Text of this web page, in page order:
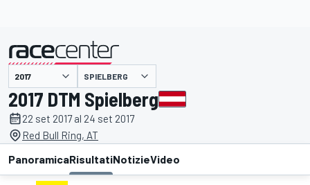
presentato da SPIELBERG
2017 DTM Spielberg
22 set 2017 al 24 set 2017
Red Bull Ring, AT
PanoramicaRisultatiNotizieVideo